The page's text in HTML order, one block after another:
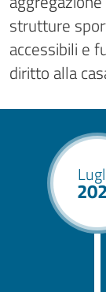
strutture
accessibili e
diritto alla